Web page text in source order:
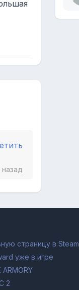
страницу в Steam
уже в игре
2